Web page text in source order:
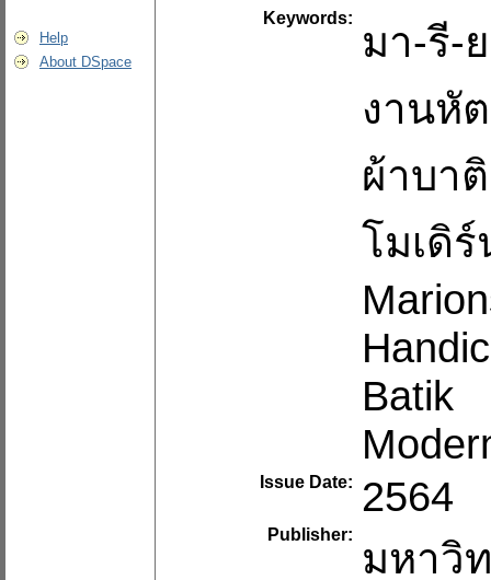
Help
About DSpace
Keywords:
มา-รี-
งานหั
ผ้าบา
โมเดิ
Batik
Issue Date: 2564
Publisher:
มหาวิ